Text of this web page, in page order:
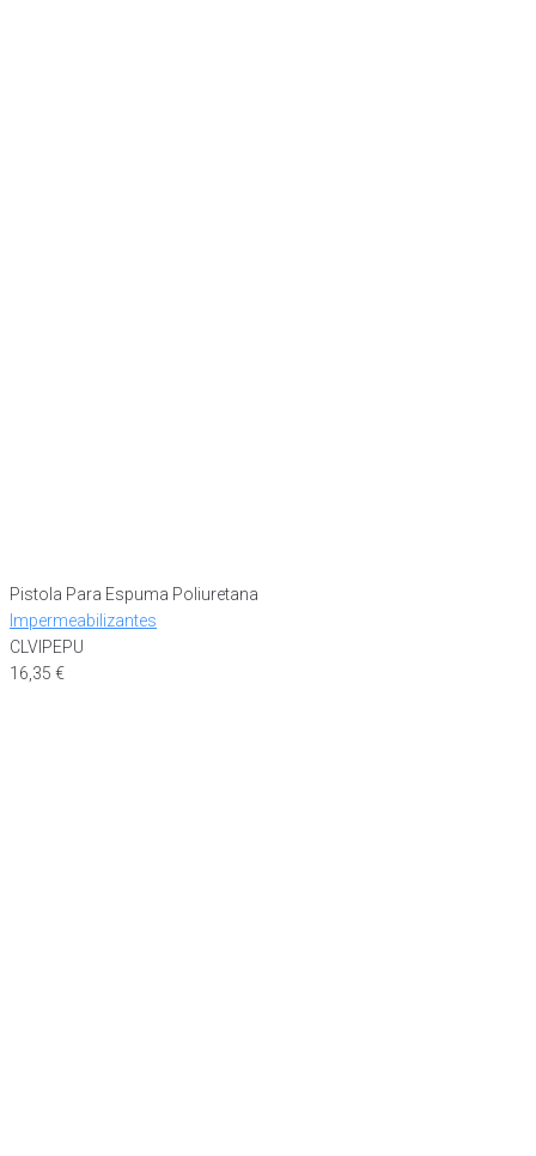
Pistola Para Espuma Poliuretana
Impermeabilizantes
CLVIPEPU
16,35 €